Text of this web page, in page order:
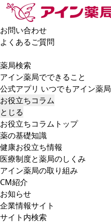
お問い合わせ
よくあるご質問
薬局検索
アイン薬局でできること
公式アプリ いつでもアイン薬局
お役立ちコラム
とじる
お役立ちコラムトップ
薬の基礎知識
健康お役立ち情報
医療制度と薬局のしくみ
アイン薬局の取り組み
CM紹介
お知らせ
企業情報サイト
サイト内検索